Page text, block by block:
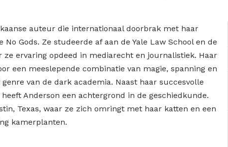
auteur die internationaal doorbrak met haar
Gods. Ze studeerde af aan de Yale Law School en de
ze ervaring opdeed in mediarecht en journalistiek. Haar
een meeslepende combinatie van magie, spanning en
van de dark academia. Naast haar succesvolle
Anderson een achtergrond in de geschiedkunde.
Texas, waar ze zich omringt met haar katten en een
kamerplanten.